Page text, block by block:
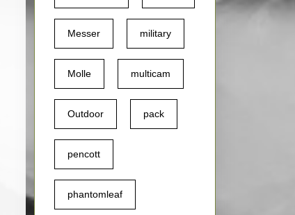
Messer military
Molle multicam
Outdoor pack
pencott
phantomleaf